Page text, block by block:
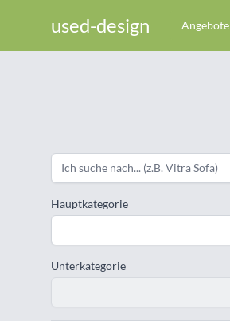
used-design Angebote
Hauptkategorie
Unterkategorie